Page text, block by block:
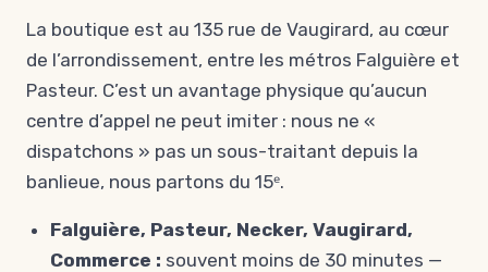
La boutique est au 135 rue de Vaugirard, au cœur
de l’arrondissement, entre les métros Falguière et
Pasteur. C’est un avantage physique qu’aucun
centre d’appel ne peut imiter : nous ne «
dispatchons » pas un sous-traitant depuis la
banlieue, nous partons du 15ᵉ.
Falguière, Pasteur, Necker, Vaugirard,
Commerce : souvent moins de 30 minutes —